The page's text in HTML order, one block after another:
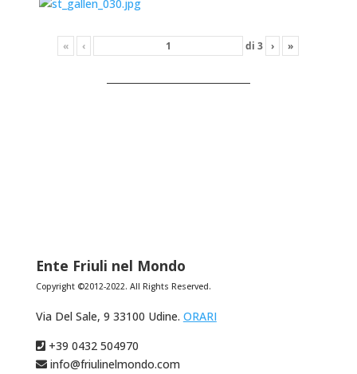
« ‹ di3 › »
Ente Friuli nel Mondo
Copyright ©2012-2022. All Rights Reserved.
Via Del Sale, 9 33100 Udine. ORARI
+39 0432 504970
info@friulinelmondo.com